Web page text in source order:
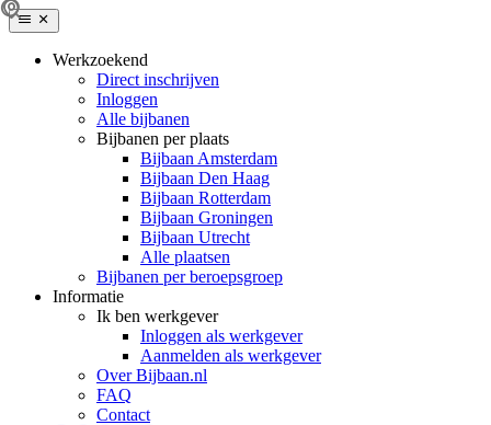
Werkzoekend
Direct inschrijven
Inloggen
Alle bijbanen
Bijbanen per plaats
Bijbaan Amsterdam
Bijbaan Den Haag
Bijbaan Rotterdam
Bijbaan Groningen
Bijbaan Utrecht
Alle plaatsen
Bijbanen per beroepsgroep
Informatie
Ik ben werkgever
Inloggen als werkgever
Aanmelden als werkgever
Over Bijbaan.nl
FAQ
Contact